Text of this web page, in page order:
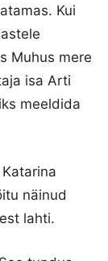
Kui
Muhus mere
isa Arti
meeldida
näinud
lahti.